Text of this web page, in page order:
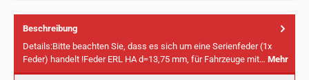
Beschreibung
Details:Bitte beachten Sie, dass es sich um eine Serienfeder (1x
Feder) handelt !Feder ERL HA d=13,75 mm, für Fahrzeuge mit… Mehr